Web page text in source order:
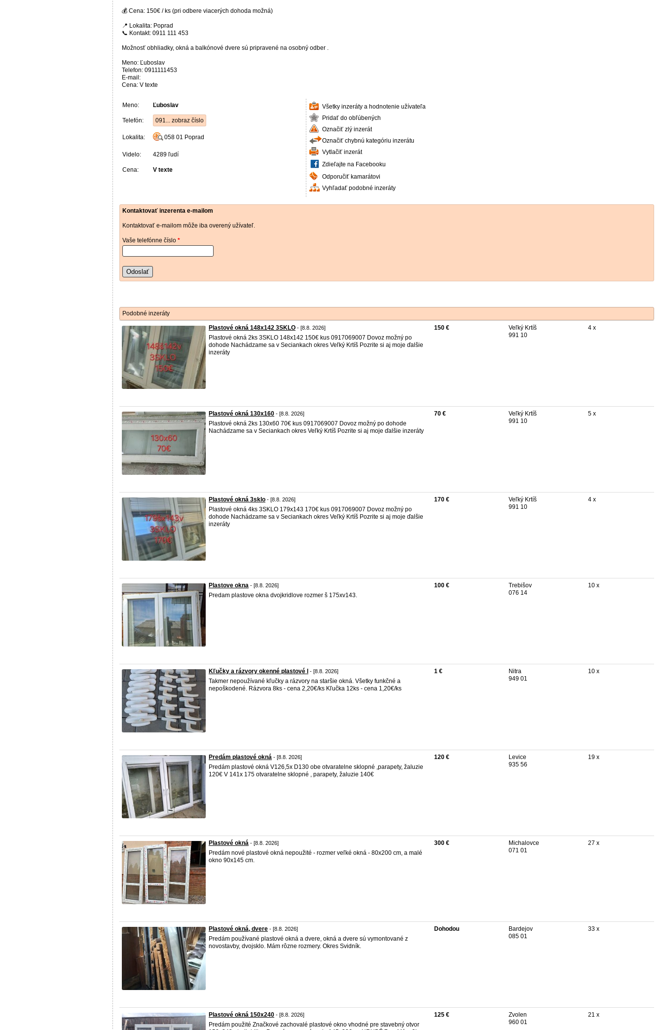
💰 Cena: 150€ / ks (pri odbere viacerých dohoda možná)
📍 Lokalita: Poprad
📞 Kontakt: 0911 111 453
Možnosť obhliadky, okná a balkónové dvere sú pripravené na osobný odber .
Meno: Ľuboslav
Telefon: 0911111453
E-mail:
Cena: V texte
Meno: Ľuboslav
Telefón: 091... zobraz číslo
Lokalita: 058 01 Poprad
Videlo: 4289 ľudí
Cena: V texte
Všetky inzeráty a hodnotenie užívateľa
Pridať do obľúbených
Označiť zlý inzerát
Označiť chybnú kategóriu inzerátu
Vytlačiť inzerát
Zdieľajte na Facebooku
Odporučiť kamarátovi
Vyhľadať podobné inzeráty
Kontaktovať inzerenta e-mailom
Kontaktovať e-mailom môže iba overený užívateľ.
Vaše telefónne číslo *
Odoslať
Podobné inzeráty
Plastové okná 148x142 3SKLO - [8.8. 2026]
Plastové okná 2ks 3SKLO 148x142 150€ kus 0917069007 Dovoz možný po
dohode Nachádzame sa v Seciankach okres Veľký Krtíš Pozrite si aj moje ďalšie
inzeráty
150 €
Veľký Krtíš
991 10
4 x
Plastové okná 130x160 - [8.8. 2026]
Plastové okná 2ks 130x60 70€ kus 0917069007 Dovoz možný po dohode
Nachádzame sa v Seciankach okres Veľký Krtíš Pozrite si aj moje ďalšie inzeráty
70 €
Veľký Krtíš
991 10
5 x
Plastové okná 3sklo - [8.8. 2026]
Plastové okná 4ks 3SKLO 179x143 170€ kus 0917069007 Dovoz možný po
dohode Nachádzame sa v Seciankach okres Veľký Krtíš Pozrite si aj moje ďalšie
inzeráty
170 €
Veľký Krtíš
991 10
4 x
Plastove okna - [8.8. 2026]
Predam plastove okna dvojkridlove rozmer š 175xv143.
100 €
Trebišov
076 14
10 x
Kľučky a rázvory okenné plastové l - [8.8. 2026]
Takmer nepoužívané kľučky a rázvory na staršie okná. Všetky funkčné a
nepoškodené. Rázvora 8ks - cena 2,20€/ks Kľučka 12ks - cena 1,20€/ks
1 €
Nitra
949 01
10 x
Predám plastové okná - [8.8. 2026]
Predám plastové okná V126,5x D130 obe otvaratelne sklopné ,parapety, žaluzie
120€ V 141x 175 otvaratelne sklopné , parapety, žaluzie 140€
120 €
Levice
935 56
19 x
Plastové okná - [8.8. 2026]
Predám nové plastové okná nepoužité - rozmer veľké okná - 80x200 cm, a malé
okno 90x145 cm.
300 €
Michalovce
071 01
27 x
Plastové okná, dvere - [8.8. 2026]
Predám používané plastové okná a dvere, okná a dvere sú vymontované z
novostavby, dvojsklo. Mám rôzne rozmery. Okres Svidník.
Dohodou
Bardejov
085 01
33 x
Plastové okná 150x240 - [8.8. 2026]
Predám použité Značkové zachovalé plastové okno vhodné pre stavebný otvor
125 €
Zvolen
960 01
21 x